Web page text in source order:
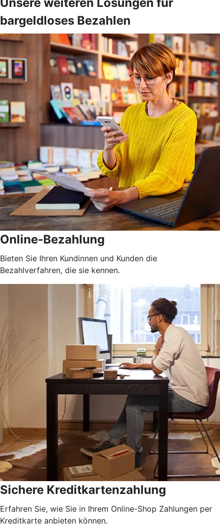
Unsere weiteren Lösungen für
bargeldloses Bezahlen
Online-Bezahlung
Bieten Sie Ihren Kundinnen und Kunden die
Bezahlverfahren, die sie kennen.
Sichere Kreditkartenzahlung
Erfahren Sie, wie Sie in Ihrem Online-Shop Zahlungen per
Kreditkarte anbieten können.